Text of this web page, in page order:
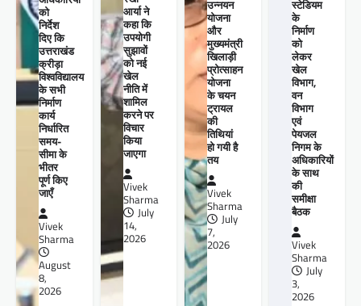
को
निर्देश
दिए कि
उत्तराखंड
क्रीड़ा
विश्वविद्यालय
के सभी
निर्माण
कार्य
निर्धारित
समय-
सीमा के
भीतर
पूर्ण किए
जाएँ
Vivek
Sharma
August
8,
2026
आर्या ने
कहा कि
उपयोगी
सुझावों
को नई
खेल
नीति में
शामिल
करने पर
विचार
किया
जाएगा
Vivek
Sharma
July
14,
2026
उन्नयन
योजना
और
मुख्यमंत्री
खिलाड़ी
प्रोत्साहन
योजना
के चयन
ट्रायल
की
तिथियां
हो गयी है
तय
Vivek
Sharma
July
7,
2026
स्टेडियम
के
निर्माण
को
लेकर
खेल
विभाग,
वन
विभाग
एवं
पेयजल
निगम के
अधिकारियों
के साथ
की
समीक्षा
बैठक
Vivek
Sharma
July
3,
2026